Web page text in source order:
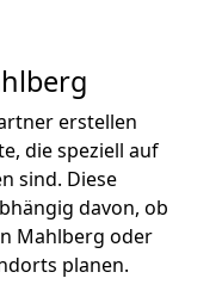
erstellen
die speziell auf
sind. Diese
davon, ob
Mahlberg oder
planen.